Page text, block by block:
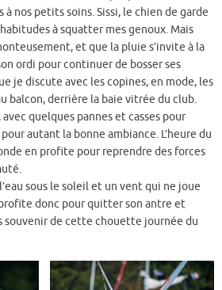
nos petits soins. Sissi, le chien de garde
à squatter mes genoux. Mais
et que la pluie s’invite à la
ordi pour continuer de bosser ses
je discute avec les copines, en mode, les
balcon, derrière la baie vitrée du club.
quelques pannes et casses pour
autant la bonne ambiance. L’heure du
en profite pour reprendre des forces
sous le soleil et un vent qui ne joue
donc pour quitter son antre et
souvenir de cette chouette journée du